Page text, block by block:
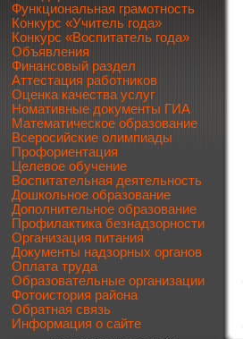
Функциональная грамотность
Конкурс «Учитель года»
Конкурс «Воспитатель года»
Объявления
Финансовый раздел
Аттестация работников
Оценка качества услуг
Номативные документы ГИА
Математическое образование
Всеросийские олимпиады
Профориентация
Целевое обучение
Воспитательная деятельность
Дошкольное образование
Дополнительное образование
Профилактика безнадзорности
Организация питания
Документы надзорных органов
Оплата труда
Образовательные организации
Фотоистория района
Обратная связь
Информация о сайте